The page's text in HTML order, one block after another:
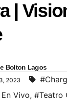
|
Bolton Lagos
2023
Vivo, #Teatro